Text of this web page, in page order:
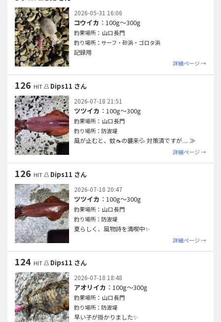
2026-05-31 16:06
コウイカ ：100g〜300g
釣果場所： 山口 長門
釣り場所：サーフ・砂浜・ゴロタ浜
記録用
詳細ページ →
126 HIT Dips11 さん
2026-07-18 21:51
ツツイカ ：100g〜300g
釣果場所： 山口 長門
釣り場所：防波堤
風が止むと、蚊🦟の襲来💦 対策済ですが.... ≫
詳細ページ →
126 HIT Dips11 さん
2026-07-18 20:47
ツツイカ ：100g〜300g
釣果場所： 山口 長門
釣り場所：防波堤
夏らしく、風物詩を満喫中✨
詳細ページ →
124 HIT Dips11 さん
2026-07-18 18:48
アオリイカ ：100g〜300g
釣果場所： 山口 長門
釣り場所：防波堤
早い子が掛かりました✨